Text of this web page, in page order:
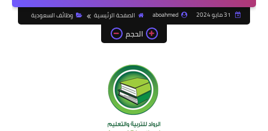
aboahmed الصفحة الرئيسية وظائف السعودية
الحجم